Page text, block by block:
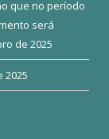
que no período
será
de 2025
2025